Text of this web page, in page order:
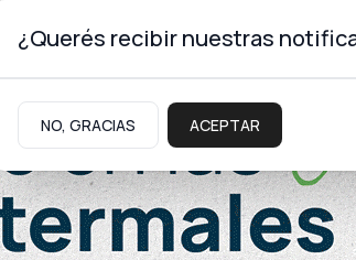
Turismo Educación
¿Querés recibir nuestras
NO, GRACIAS ACEPTAR